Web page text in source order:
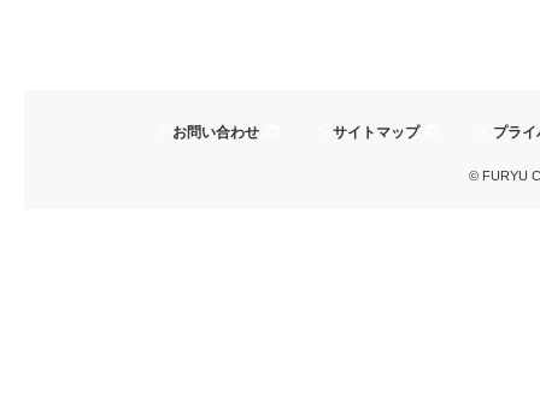
お問い合わせ サイトマップ プラ
© FURYU